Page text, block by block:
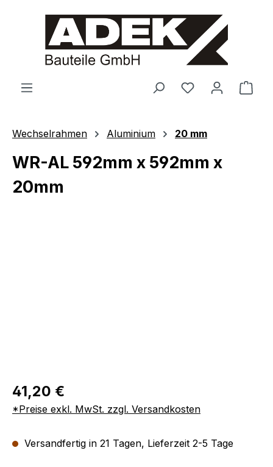
springen
Wechselrahmen Aluminium 20 mm
WR-AL 592mm x 592mm x
20mm
41,20 €
*Preise exkl. MwSt. zzgl. Versandkosten
Versandfertig in 21 Tagen, Lieferzeit 2-5 Tage